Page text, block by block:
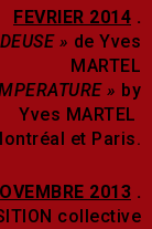
FEVRIER 2014 .
» de Yves
MARTEL
» by
Yves MARTEL
et Paris.
2013 .
collective